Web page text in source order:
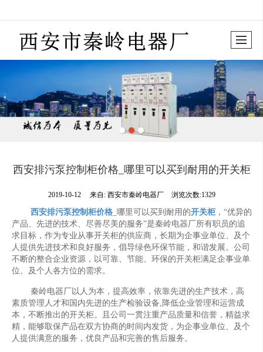
西安排污泵控制柜价格_哪里可以买到耐用的开关柜
2019-10-12 来自: 西安市秦岭电器厂 浏览次数:1329
西安排污泵控制柜价格_哪里可以买到耐用的开关柜，“优异的
产品、先进的技术、尽善尽美的服务”是秦岭电器厂所有职员的追
求目标，作为专业从事开关柜的供应商，长期为企事业单位、及个
人提供先进技术和良好服务，倡导绿色环保节能，和谐发展。公司
不断的整合企业资源，以可靠、节能、环保的开关柜满足企事业单
位、及个人各方位的需求。
秦岭电器厂以人为本，提高效率，依靠先进的生产技术，高
素质管理人才和国内先进的生产检验设备,降低企业管理和运营成
本，不断推出的开关柜。且公司一贯注重产品质量和信誉，精益求
精，能够取保产品在双方协商的时间内发货，为企事业单位、及个
人提供满意的服务，优良产品和完善的售后服务。